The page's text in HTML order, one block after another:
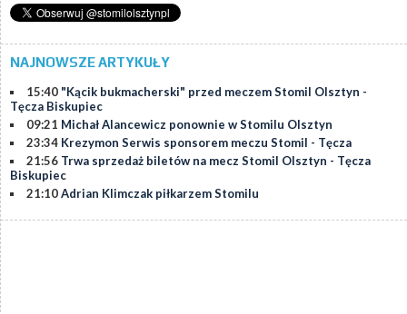
NAJNOWSZE ARTYKUŁY
15:40 "Kącik bukmacherski" przed meczem Stomil Olsztyn -
Tęcza Biskupiec
09:21 Michał Alancewicz ponownie w Stomilu Olsztyn
23:34 Krezymon Serwis sponsorem meczu Stomil - Tęcza
21:56 Trwa sprzedaż biletów na mecz Stomil Olsztyn - Tęcza
Biskupiec
21:10Adrian Klimczak piłkarzem Stomilu